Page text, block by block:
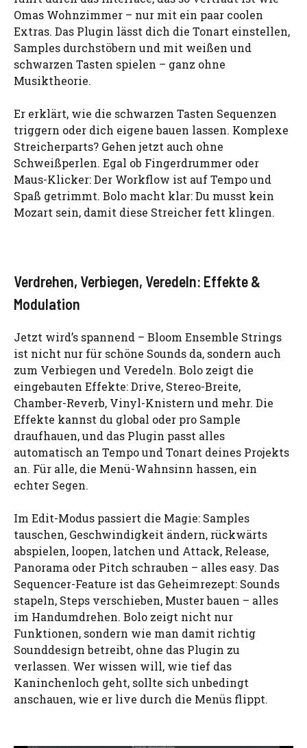
Omas Wohnzimmer – nur mit ein paar coolen
Extras. Das Plugin lässt dich die Tonart einstellen,
Samples durchstöbern und mit weißen und
schwarzen Tasten spielen – ganz ohne
Musiktheorie.
Er erklärt, wie die schwarzen Tasten Sequenzen
triggern oder dich eigene bauen lassen. Komplexe
Streicherparts? Gehen jetzt auch ohne
Schweißperlen. Egal ob Fingerdrummer oder
Maus-Klicker: Der Workflow ist auf Tempo und
Spaß getrimmt. Bolo macht klar: Du musst kein
Mozart sein, damit diese Streicher fett klingen.
Verdrehen, Verbiegen, Veredeln: Effekte &
Modulation
Jetzt wird’s spannend – Bloom Ensemble Strings
ist nicht nur für schöne Sounds da, sondern auch
zum Verbiegen und Veredeln. Bolo zeigt die
eingebauten Effekte: Drive, Stereo-Breite,
Chamber-Reverb, Vinyl-Knistern und mehr. Die
Effekte kannst du global oder pro Sample
draufhauen, und das Plugin passt alles
automatisch an Tempo und Tonart deines Projekts
an. Für alle, die Menü-Wahnsinn hassen, ein
echter Segen.
Im Edit-Modus passiert die Magie: Samples
tauschen, Geschwindigkeit ändern, rückwärts
abspielen, loopen, latchen und Attack, Release,
Panorama oder Pitch schrauben – alles easy. Das
Sequencer-Feature ist das Geheimrezept: Sounds
stapeln, Steps verschieben, Muster bauen – alles
im Handumdrehen. Bolo zeigt nicht nur
Funktionen, sondern wie man damit richtig
Sounddesign betreibt, ohne das Plugin zu
verlassen. Wer wissen will, wie tief das
Kaninchenloch geht, sollte sich unbedingt
anschauen, wie er live durch die Menüs flippt.